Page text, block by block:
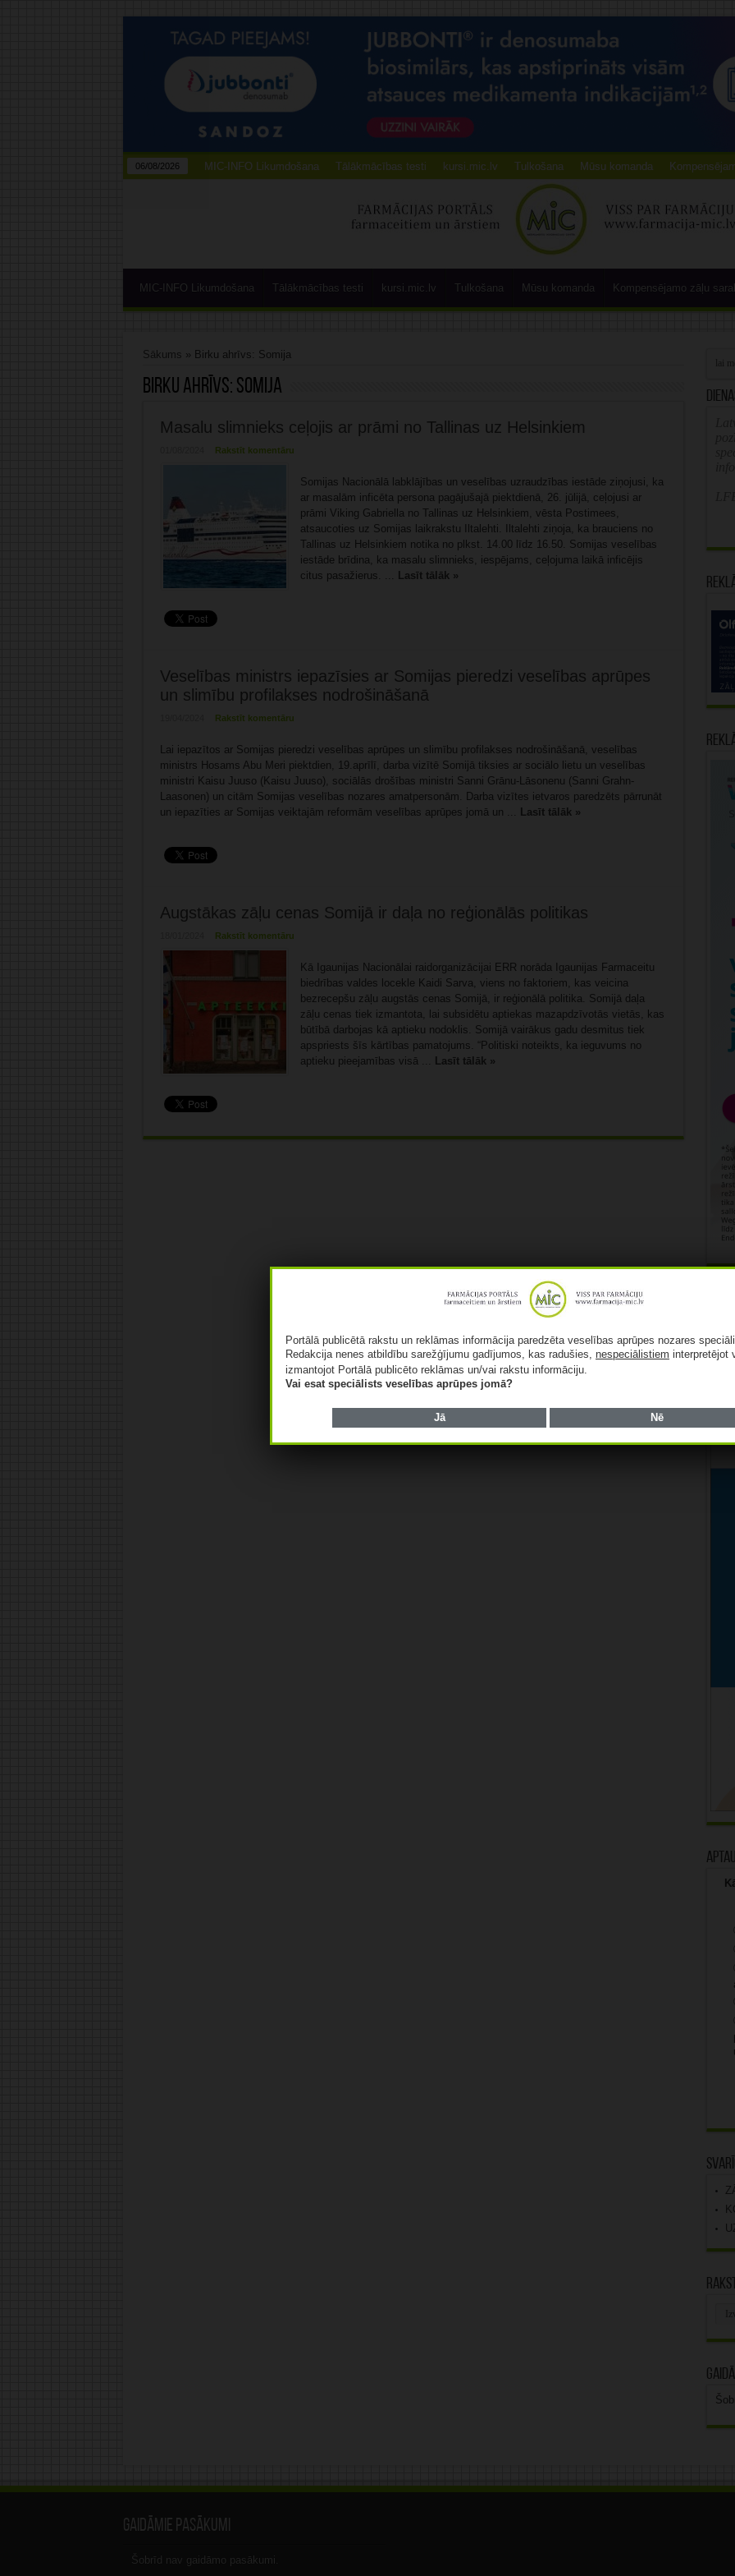
06/08/2026 MIC-INFO Likumdošana Tālākmācības testi kursi.mic.lv Tulkošana Mūsu komanda
MIC-INFO Likumdošana Tālākmācības testi kursi.mic.lv Tulkošana Mūsu komanda Kompensējamo zāļu
Sākums » Birku ahrīvs: Somija
Birku ahrīvs: Somija
Masalu slimnieks ceļojis ar prāmi no Tallinas uz Helsinkiem
Rakstīt komentāru
Somijas Nacionālā labklājības un veselības uzraudzības iestāde ziņojusi, ka
ar masalām inficēta persona pagājušajā piektdienā, 26. jūlijā, ceļojusi ar
prāmi Viking Gabriella no Tallinas uz Helsinkiem, vēsta Postimees,
atsaucoties uz Somijas laikrakstu Iltalehti. Iltalehti ziņoja, ka brauciens no
Tallinas uz Helsinkiem notika no plkst. 14.00 līdz 16.50. Somijas veselības
iestāde brīdina, ka masalu slimnieks, iespējams, ceļojuma laikā inficējis
citus pasažierus. ... Lasīt tālāk »
Veselības ministrs iepazīsies ar Somijas pieredzi veselības aprūpes
un slimību profilakses nodrošināšanā
Rakstīt komentāru
Lai iepazītos ar Somijas pieredzi veselības aprūpes un slimību profilakses nodrošināšanā, veselības
ministrs Hosams Abu Meri piektdien, 19.aprīlī, darba vizītē Somijā tiksies ar sociālo lietu un veselības
ministri Kaisu Juuso (Kaisu Juuso), sociālās drošības ministri Sanni Grānu-Lāsonenu (Sanni Grahn-
Laasonen) un citām Somijas veselības nozares amatpersonām. Darba vizītes ietvaros paredzēts pārrunāt
un iepazīties ar Somijas veiktajām reformām veselības aprūpes jomā un ... Lasīt tālāk »
Augstākas zāļu cenas Somijā ir daļa no reģionālās politikas
Rakstīt komentāru
Kā Igaunijas Nacionālai raidorganizācijai ERR norāda Igaunijas Farmaceitu
biedrības valdes locekle Kaidi Sarva, viens no faktoriem, kas veicina
bezrecepšu zāļu augstās cenas Somijā, ir reģionālā politika. Somijā daļa
zāļu cenas tiek izmantota, lai subsidētu aptiekas mazapdzīvotās vietās, kas
būtībā darbojas kā aptieku nodoklis. Somijā vairākus gadu desmitus tiek
apspriests šīs kārtības pamatojums. “Politiski noteikts, ka ieguvums no
aptieku pieejamības visā ... Lasīt tālāk »
Gaidāmie pasākumi
Šobrīd nav gaidāmo pasākumi.
Portālā publicētā rakstu un reklāmas informācija paredzēta veselības aprūpes nozares
Redakcija nenes atbildību sarežģījumu gadījumos, kas radušies,nespeciālistiem interpretējot
izmantojot Portālā publicēto reklāmas un/vai rakstu informāciju.
Vai esat speciālists veselības aprūpes jomā?
Jā Nē